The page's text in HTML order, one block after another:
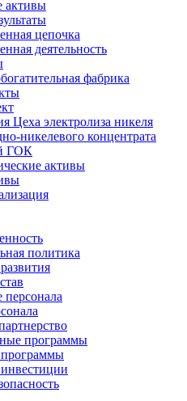
активы
цепочка
деятельность
фабрика
Цеха электролиза никеля
никелевого концентрата
ГОК
активы
политика
программы